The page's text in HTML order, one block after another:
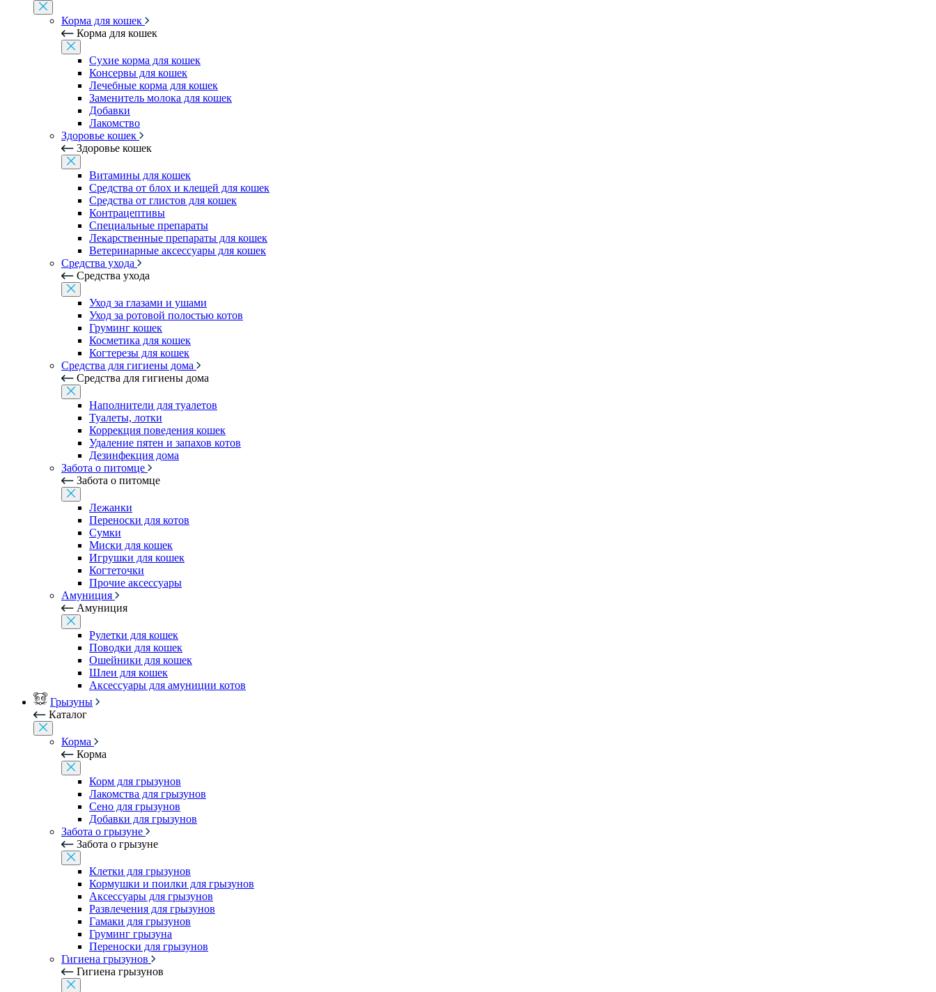
Корма для кошек
Корма для кошек
Сухие корма для кошек
Консервы для кошек
Лечебные корма для кошек
Заменитель молока для кошек
Добавки
Лакомство
Здоровье кошек
Здоровье кошек
Витамины для кошек
Средства от блох и клещей для кошек
Средства от глистов для кошек
Контрацептивы
Специальные препараты
Лекарственные препараты для кошек
Ветеринарные аксессуары для кошек
Средства ухода
Средства ухода
Уход за глазами и ушами
Уход за ротовой полостью котов
Груминг кошек
Косметика для кошек
Когтерезы для кошек
Средства для гигиены дома
Средства для гигиены дома
Наполнители для туалетов
Туалеты, лотки
Коррекция поведения кошек
Удаление пятен и запахов котов
Дезинфекция дома
Забота о питомце
Забота о питомце
Лежанки
Переноски для котов
Сумки
Миски для кошек
Игрушки для кошек
Когтеточки
Прочие аксессуары
Амуниция
Амуниция
Рулетки для кошек
Поводки для кошек
Ошейники для кошек
Шлеи для кошек
Аксессуары для амуниции котов
Грызуны
Каталог
Корма
Корма
Корм для грызунов
Лакомства для грызунов
Сено для грызунов
Добавки для грызунов
Забота о грызуне
Забота о грызуне
Клетки для грызунов
Кормушки и поилки для грызунов
Аксессуары для грызунов
Развлечения для грызунов
Гамаки для грызунов
Груминг грызуна
Переноски для грызунов
Гигиена грызунов
Гигиена грызунов